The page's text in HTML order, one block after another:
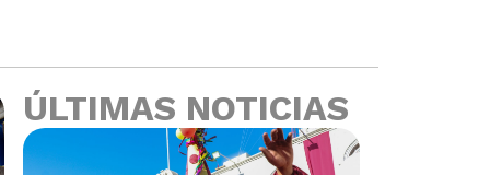
ÚLTIMAS NOTICIAS